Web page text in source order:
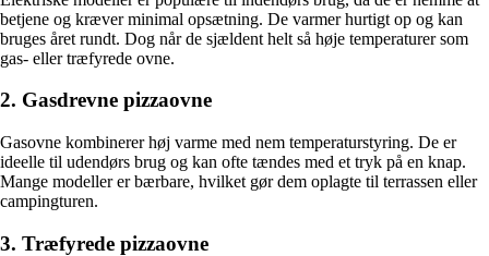
betjene og kræver minimal opsætning. De varmer hurtigt op og kan
bruges året rundt. Dog når de sjældent helt så høje temperaturer som
gas- eller træfyrede ovne.
2. Gasdrevne pizzaovne
Gasovne kombinerer høj varme med nem temperaturstyring. De er
ideelle til udendørs brug og kan ofte tændes med et tryk på en knap.
Mange modeller er bærbare, hvilket gør dem oplagte til terrassen eller
campingturen.
3. Træfyrede pizzaovne